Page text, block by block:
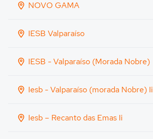
NOVO GAMA
IESB Valparaíso
IESB - Valparaíso (Morada Nobre)
Iesb - Valparaíso (morada Nobre) Ii
Iesb – Recanto das Emas Ii